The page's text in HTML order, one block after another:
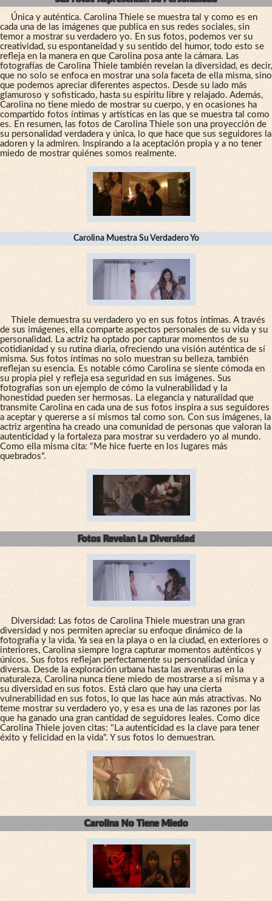
Única y auténtica. Carolina Thiele se muestra tal y como es en
cada una de las imágenes que publica en sus redes sociales, sin
temor a mostrar su verdadero yo. En sus fotos, podemos ver su
creatividad, su espontaneidad y su sentido del humor, todo esto se
refleja en la manera en que Carolina posa ante la cámara. Las
fotografías de Carolina Thiele también revelan la diversidad, es decir,
que no solo se enfoca en mostrar una sola faceta de ella misma, sino
que podemos apreciar diferentes aspectos. Desde su lado más
glamuroso y sofisticado, hasta su espíritu libre y relajado. Además,
Carolina no tiene miedo de mostrar su cuerpo, y en ocasiones ha
compartido fotos íntimas y artísticas en las que se muestra tal como
es. En resumen, las fotos de Carolina Thiele son una proyección de
su personalidad verdadera y única, lo que hace que sus seguidores la
adoren y la admiren. Inspirando a la aceptación propia y a no tener
miedo de mostrar quiénes somos realmente.
Carolina Muestra Su Verdadero Yo
Thiele demuestra su verdadero yo en sus fotos íntimas. A través
de sus imágenes, ella comparte aspectos personales de su vida y su
personalidad. La actriz ha optado por capturar momentos de su
cotidianidad y su rutina diaria, ofreciendo una visión auténtica de sí
misma. Sus fotos íntimas no solo muestran su belleza, también
reflejan su esencia. Es notable cómo Carolina se siente cómoda en
su propia piel y refleja esa seguridad en sus imágenes. Sus
fotografías son un ejemplo de cómo la vulnerabilidad y la
honestidad pueden ser hermosas. La elegancia y naturalidad que
transmite Carolina en cada una de sus fotos inspira a sus seguidores
a aceptar y quererse a sí mismos tal como son. Con sus imágenes, la
actriz argentina ha creado una comunidad de personas que valoran la
autenticidad y la fortaleza para mostrar su verdadero yo al mundo.
Como ella misma cita: "Me hice fuerte en los lugares más
quebrados".
Fotos Revelan La Diversidad
Diversidad: Las fotos de Carolina Thiele muestran una gran
diversidad y nos permiten apreciar su enfoque dinámico de la
fotografía y la vida. Ya sea en la playa o en la ciudad, en exteriores o
interiores, Carolina siempre logra capturar momentos auténticos y
únicos. Sus fotos reflejan perfectamente su personalidad única y
diversa. Desde la exploración urbana hasta las aventuras en la
naturaleza, Carolina nunca tiene miedo de mostrarse a sí misma y a
su diversidad en sus fotos. Está claro que hay una cierta
vulnerabilidad en sus fotos, lo que las hace aún más atractivas. No
teme mostrar su verdadero yo, y esa es una de las razones por las
que ha ganado una gran cantidad de seguidores leales. Como dice
Carolina Thiele joven citas: "La autenticidad es la clave para tener
éxito y felicidad en la vida". Y sus fotos lo demuestran.
Carolina No Tiene Miedo